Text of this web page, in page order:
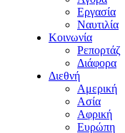
Εργασία
Ναυτιλία
Κοινωνία
Ρεπορτάζ
Διάφορα
Διεθνή
Αμερική
Ασία
Αφρική
Ευρώπη